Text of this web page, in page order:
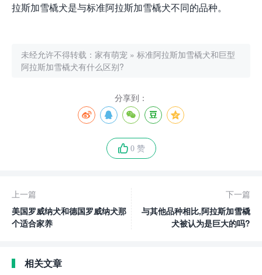
拉斯加雪橇犬是与标准阿拉斯加雪橇犬不同的品种。
未经允许不得转载： 家有萌宠 » 标准阿拉斯加雪橇犬和巨型
阿拉斯加雪橇犬有什么区别?
分享到：
0 赞
上一篇
美国罗威纳犬和德国罗威纳犬那
个适合家养
下一篇
与其他品种相比,阿拉斯加雪橇
犬被认为是巨大的吗?
相关文章